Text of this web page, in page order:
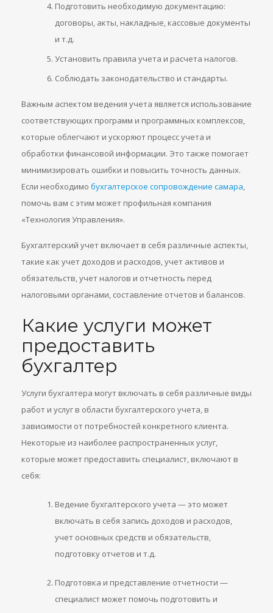
Подготовить необходимую документацию:
договоры, акты, накладные, кассовые документы
и т.д.
Установить правила учета и расчета налогов.
Соблюдать законодательство и стандарты.
Важным аспектом ведения учета является использование
соответствующих программ и программных комплексов,
которые облегчают и ускоряют процесс учета и
обработки финансовой информации. Это также помогает
минимизировать ошибки и повысить точность данных.
Если необходимо бухгалтерское сопровождение самара,
помочь вам с этим может профильная компания
«Технология Управления».
Бухгалтерский учет включает в себя различные аспекты,
такие как учет доходов и расходов, учет активов и
обязательств, учет налогов и отчетность перед
налоговыми органами, составление отчетов и балансов.
Какие услуги может
предоставить
бухгалтер
Услуги бухгалтера могут включать в себя различные виды
работ и услуг в области бухгалтерского учета, в
зависимости от потребностей конкретного клиента.
Некоторые из наиболее распространенных услуг,
которые может предоставить специалист, включают в
себя:
Ведение бухгалтерского учета — это может
включать в себя запись доходов и расходов,
учет основных средств и обязательств,
подготовку отчетов и т.д.
Подготовка и представление отчетности —
специалист может помочь подготовить и